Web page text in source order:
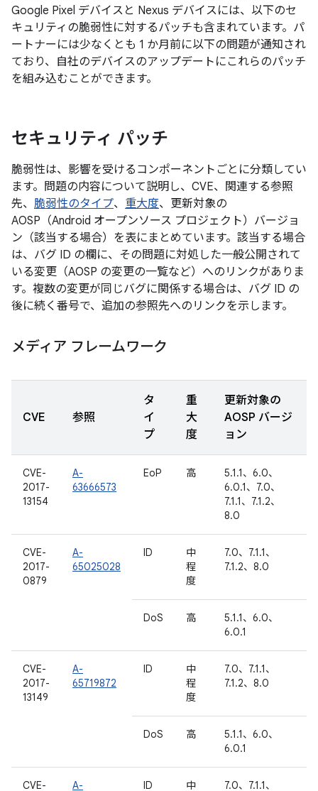
Google Pixel デバイスと Nexus デバイスには、以下のセ
キュリティの脆弱性に対するパッチも含まれています。パ
ートナーには少なくとも 1 か月前に以下の問題が通知され
ており、自社のデバイスのアップデートにこれらのパッチ
を組み込むことができます。
セキュリティ パッチ
脆弱性は、影響を受けるコンポーネントごとに分類してい
ます。問題の内容について説明し、CVE、関連する参照
先、 脆弱性のタイプ、 重大度、更新対象の
AOSP（Android オープンソース プロジェクト）バージョ
ン（該当する場合）を表にまとめています。該当する場合
は、バグ ID の欄に、その問題に対処した一般公開されて
いる変更（AOSP の変更の一覧など）へのリンクがありま
す。複数の変更が同じバグに関係する場合は、バグ ID の
後に続く番号で、追加の参照先へのリンクを示します。
メディア フレームワーク
CVE 参照
タ
イ
プ
重
大
度
更新対象の
AOSP バージ
ョン
CVE-
2017-
13154
A-
63666573
EoP 高
5.1.1、6.0、
6.0.1、7.0、
7.1.1、7.1.2、
8.0
CVE-
2017-
0879
A-
65025028
ID
中
程
度
7.0、7.1.1、
7.1.2、8.0
DoS 高
5.1.1、6.0、
6.0.1
CVE-
2017-
13149
A-
65719872
ID
中
程
度
7.0、7.1.1、
7.1.2、8.0
DoS 高
5.1.1、6.0、
6.0.1
CVE- A- ID 中 7.0、7.1.1、